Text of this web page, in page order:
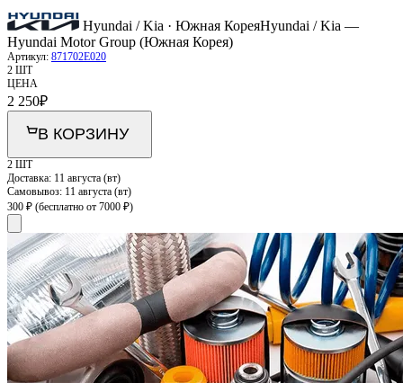
Hyundai / Kia · Южная КореяHyundai / Kia —
Hyundai Motor Group (Южная Корея)
Артикул: 871702E020
2 ШТ
ЦЕНА
2 250₽
В КОРЗИНУ
2 ШТ
Доставка: 11 августа (вт)
Самовывоз: 11 августа (вт)
300 ₽ (бесплатно от 7000 ₽)